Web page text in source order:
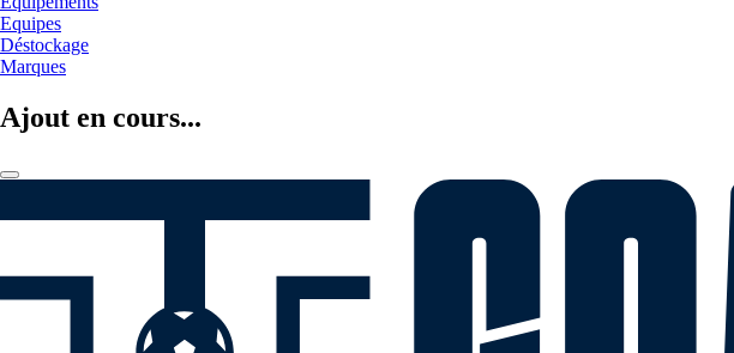
Equipes
Déstockage
Marques
Ajout en cours...